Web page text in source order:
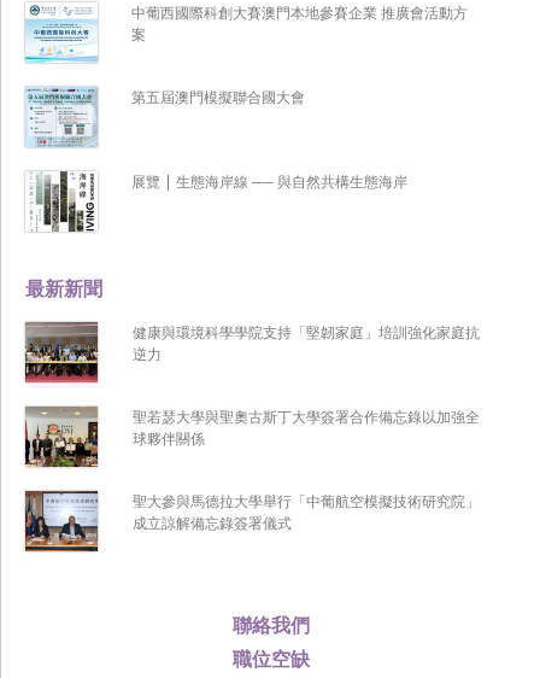
聯絡我們
職位空缺
最新新聞
健康與環境科學學院支持「堅韌家庭」培訓強化家庭抗
逆力
聖若瑟大學與聖奧古斯丁大學簽署合作備忘錄以加強全
球夥伴關係
聖大參與馬德拉大學舉行「中葡航空模擬技術研究院」
成立諒解備忘錄簽署儀式
中葡西國際科創大賽澳門本地參賽企業 推廣會活動方
案
第五屆澳門模擬聯合國大會
展覽 | 生態海岸線 ── 與自然共構生態海岸